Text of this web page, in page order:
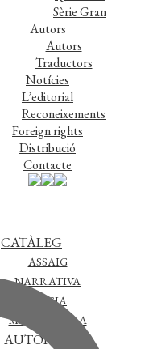
Sèrie Gran
Autors
Autors
Traductors
Notícies
L’editorial
Reconeixements
Foreign rights
Distribució
Contacte
CATÀLEG
ASSAIG
NARRATIVA
POESIA
MISCEL·LÀNIA
AUTORS